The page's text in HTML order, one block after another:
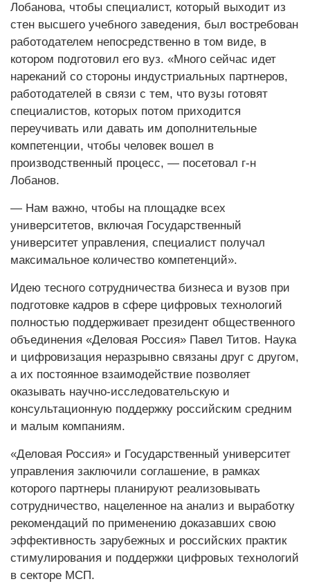
Лобанова, чтобы специалист, который выходит из
стен высшего учебного заведения, был востребован
работодателем непосредственно в том виде, в
котором подготовил его вуз. «Много сейчас идет
нареканий со стороны индустриальных партнеров,
работодателей в связи с тем, что вузы готовят
специалистов, которых потом приходится
переучивать или давать им дополнительные
компетенции, чтобы человек вошел в
производственный процесс, — посетовал г-н
Лобанов.
— Нам важно, чтобы на площадке всех
университетов, включая Государственный
университет управления, специалист получал
максимальное количество компетенций».
Идею тесного сотрудничества бизнеса и вузов при
подготовке кадров в сфере цифровых технологий
полностью поддерживает президент общественного
объединения «Деловая Россия» Павел Титов. Наука
и цифровизация неразрывно связаны друг с другом,
а их постоянное взаимодействие позволяет
оказывать научно-исследовательскую и
консультационную поддержку российским средним
и малым компаниям.
«Деловая Россия» и Государственный университет
управления заключили соглашение, в рамках
которого партнеры планируют реализовывать
сотрудничество, нацеленное на анализ и выработку
рекомендаций по применению доказавших свою
эффективность зарубежных и российских практик
стимулирования и поддержки цифровых технологий
в секторе МСП.